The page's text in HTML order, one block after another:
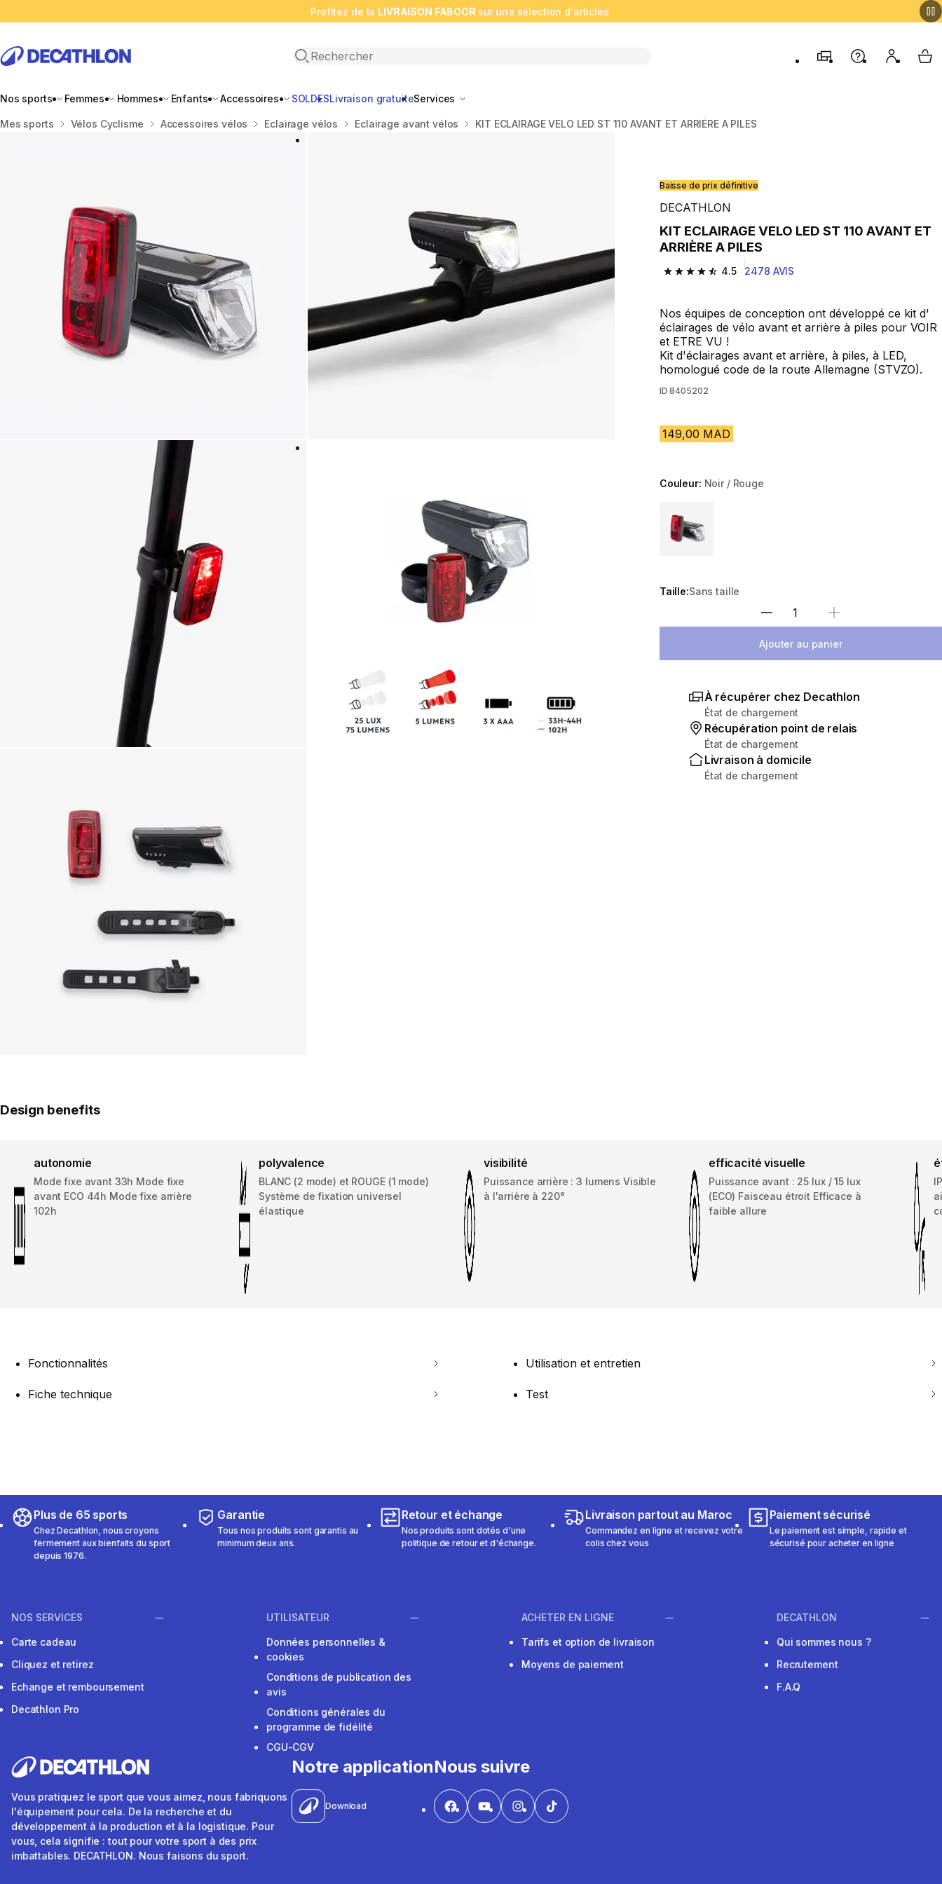
Profitez de la LIVRAISON FABOOR sur une sélection d'articles
Open search
MagasinsAide Mon My
Nos sports Femmes Hommes Enfants Accessoires SOLDESLivraison gratuiteServices
Accueil
Mes sports Vélos Cyclisme Accessoires vélos Eclairage vélos Eclairage avant vélos KIT ECLAIRAGE VELO LED ST 110 AVANT ET ARRIÈRE A PILES
Baisse de prix définitive
DECATHLON
KIT ECLAIRAGE VELO LED ST 110 AVANT ET
ARRIÈRE A PILES
4.5
4.5 out of 5 stars from 2478 reviews
2478 AVIS
Nos équipes de conception ont développé ce kit d'
éclairages de vélo avant et arrière à piles pour VOIR
et ETRE VU !
Kit d'éclairages avant et arrière, à piles, à LED,
homologué code de la route Allemagne (STVZO).
ID 8405202
149,00 MAD
Couleur: Noir / Rouge
Taille:Sans taille
Sélectionnez la quantité
Ajouter au panier
À récupérer chez Decathlon
État de chargement
Récupération point de relais
État de chargement
Livraison à domicile
État de chargement
Design benefits
autonomie
Mode fixe avant 33h Mode fixe
avant ECO 44h Mode fixe arrière
102h
polyvalence
BLANC (2 mode) et ROUGE (1 mode)
Système de fixation universel
élastique
visibilité
Puissance arrière : 3 lumens Visible
à l'arrière à 220°
efficacité visuelle
Puissance avant : 25 lux / 15 lux
(ECO) Faisceau étroit Efficace à
faible allure
Fonctionnalités Utilisation et entretien
Fiche technique Test
Plus de 65 sports
Chez Decathlon, nous croyons
fermement aux bienfaits du sport
depuis 1976.
Garantie
Tous nos produits sont garantis au
minimum deux ans.
Retour et échange
Nos produits sont dotés d'une
politique de retour et d'échange.
Livraison partout au Maroc
Commandez en ligne et recevez votre
colis chez vous
Paiement sécurisé
Le paiement est simple, rapide et
sécurisé pour acheter en ligne
NOS SERVICES
Carte cadeau
Cliquez et retirez
Echange et remboursement
Decathlon Pro
UTILISATEUR
Données personnelles &
cookies
Conditions de publication des
avis
Conditions générales du
programme de fidélité
CGU-CGV
ACHETER EN LIGNE
Tarifs et option de livraison
Moyens de paiement
DECATHLON
Qui sommes nous ?
Recrutement
F.A.Q
Vous pratiquez le sport que vous aimez, nous fabriquons
l'équipement pour cela. De la recherche et du
développement à la production et à la logistique. Pour
vous, cela signifie : tout pour votre sport à des prix
imbattables. DECATHLON. Nous faisons du sport.
Notre application
Download
Nous suivre